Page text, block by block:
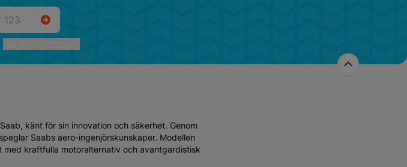
känt för sin innovation och säkerhet. Genom
Saabs aero-ingenjörskunskaper. Modellen
kraftfulla motoralternativ och avantgardistisk